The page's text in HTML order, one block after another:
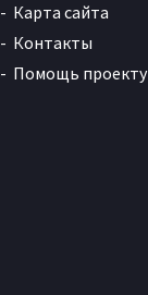
Карта сайта
Контакты
Помощь проекту